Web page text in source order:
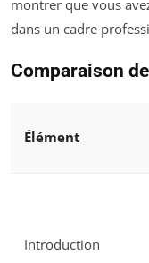
montrer que vous
dans un cadre
Comparaison
Élément
Introduction